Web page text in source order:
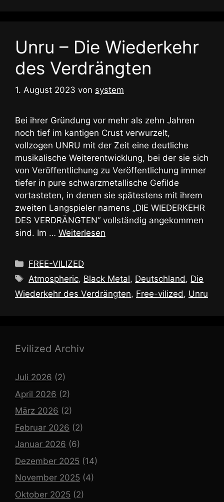
Unru – Die Wiederkehr
des Verdrängten
1. August 2023 von system
Bei ihrer Gründung vor mehr als zehn Jahren
noch tief im kantigen Crust verwurzelt,
vollzogen UNRU mit der Zeit eine deutliche
musikalische Weiterentwicklung, bei der sie sich
von Veröffentlichung zu Veröffentlichung immer
tiefer in pure schwarzmetallische Gefilde
vortasteten, in denen sie spätestens mit ihrem
zweiten Langspieler namens „DIE WIEDERKEHR
DES VERDRÄNGTEN“ vollständig angekommen
sind. Im … Weiterlesen
Kategorien
FREE-VILIZED
Schlagwörter
Atmospheric, Black Metal, Deutschland, Die
Wiederkehr des Verdrängten, Free-vilized, Unru
Evilized Archiv
Juli 2026 (2)
April 2026 (2)
März 2026 (2)
Februar 2026 (2)
Januar 2026 (6)
Dezember 2025 (14)
November 2025 (4)
Oktober 2025 (2)